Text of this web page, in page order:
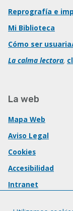
Reprografía e
Mi Biblioteca
Cómo ser
La calma lectora,
La web
Mapa Web
Aviso Legal
Cookies
Accesibilidad
Intranet